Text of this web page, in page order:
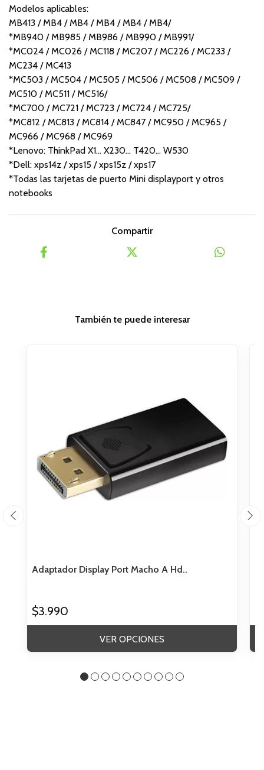
Modelos aplicables:
MB413 / MB4 / MB4 / MB4 / MB4 / MB4/
*MB940 / MB985 / MB986 / MB990 / MB991/
*MC024 / MC026 / MC118 / MC207 / MC226 / MC233 /
MC234 / MC413
*MC503 / MC504 / MC505 / MC506 / MC508 / MC509 /
MC510 / MC511 / MC516/
*MC700 / MC721 / MC723 / MC724 / MC725/
*MC812 / MC813 / MC814 / MC847 / MC950 / MC965 /
MC966 / MC968 / MC969
*Lenovo: ThinkPad X1... X230... T420... W530
*Dell: xps14z / xps15 / xps15z / xps17
*Todas las tarjetas de puerto Mini displayport y otros
notebooks
Compartir
También te puede interesar
Adaptador Display Port Macho A Hd..
$3.990
VER OPCIONES